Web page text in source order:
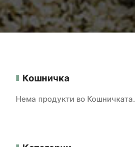
Кошничка
Нема продукти во Кошничката.